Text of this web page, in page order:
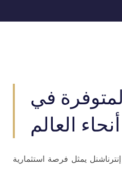
في
العالم
يمثل فرصة استثمارية